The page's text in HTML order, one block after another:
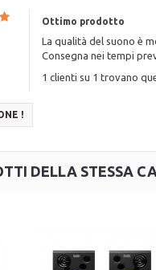
Ottimo prodotto
La qualità del suono è
Consegna nei tempi
1 clienti su 1 trovano
!
DELLA STESSA